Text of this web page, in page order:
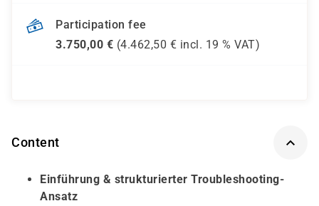
Participation fee
3.750,00 € (4.462,50 € incl. 19 % VAT)
Content
Einführung & strukturierter Troubleshooting-
Ansatz